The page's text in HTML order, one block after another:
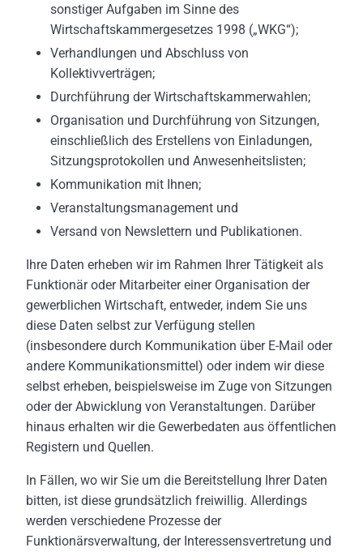
sonstiger Aufgaben im Sinne des
Wirtschaftskammergesetzes 1998 („WKG“);
Verhandlungen und Abschluss von
Kollektivverträgen;
Durchführung der Wirtschaftskammerwahlen;
Organisation und Durchführung von Sitzungen,
einschließlich des Erstellens von Einladungen,
Sitzungsprotokollen und Anwesenheitslisten;
Kommunikation mit Ihnen;
Veranstaltungsmanagement und
Versand von Newslettern und Publikationen.
Ihre Daten erheben wir im Rahmen Ihrer Tätigkeit als
Funktionär oder Mitarbeiter einer Organisation der
gewerblichen Wirtschaft, entweder, indem Sie uns
diese Daten selbst zur Verfügung stellen
(insbesondere durch Kommunikation über E-Mail oder
andere Kommunikationsmittel) oder indem wir diese
selbst erheben, beispielsweise im Zuge von Sitzungen
oder der Abwicklung von Veranstaltungen. Darüber
hinaus erhalten wir die Gewerbedaten aus öffentlichen
Registern und Quellen.
In Fällen, wo wir Sie um die Bereitstellung Ihrer Daten
bitten, ist diese grundsätzlich freiwillig. Allerdings
werden verschiedene Prozesse der
Funktionärsverwaltung, der Interessensvertretung und